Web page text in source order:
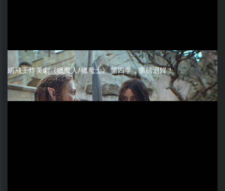
網飛王炸美劇《獵魔人/獵魔士》 第四季，重磅迴歸！